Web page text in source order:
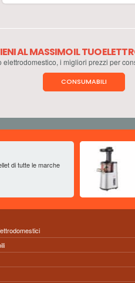
AL MASSIMO IL TUO
elettrodomestico, i migliori prezzi per
CONSUMABILI
di tutte le marche